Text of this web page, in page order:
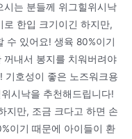
시는 분들께 위그힐위시낙
한입 크기이긴 하지만,
수 있어요! 생육 80%이기
내서 봉지를 치워버려야
기호성이 좋은 노즈워크용
시낙을 추천해드립니다!
지만, 조금 크다고 하면 손
이기 때문에 아이들이 환